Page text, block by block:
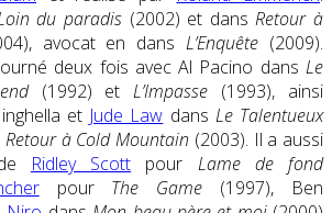
du paradis (2002) et dansRetour à
avocat en dansL’Enquête (2009).
deux fois avec Al Pacino dans Le
(1992) etL’Impasse (1993), ainsi
et Jude Law dans Le Talentueux
Retour à Cold Mountain (2003). Il a aussi
Ridley Scott pour Lame de fond
pour The Game (1997), Ben